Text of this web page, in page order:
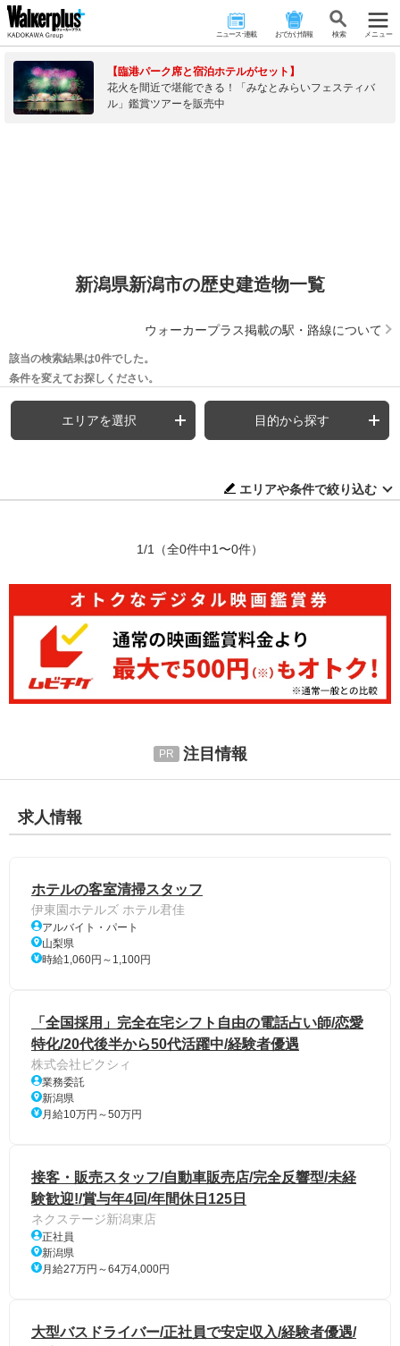
ニュース･連載 おでかけ情報 検 索 メニュー
【臨港パーク席と宿泊ホテルがセット】
花火を間近で堪能できる！「みなとみらいフェスティバ
ル」鑑賞ツアーを販売中
新潟県新潟市の歴史建造物一覧
ウォーカープラス掲載の駅・路線について
該当の検索結果は0件でした。
条件を変えてお探しください。
エリアを選択 目的から探す
エリアや条件で絞り込む
1/1 （全0件中1〜0件）
注目情報
求人情報
ホテルの客室清掃スタッフ
伊東園ホテルズ ホテル君佳
アルバイト・パート
山梨県
時給1,060円～1,100円
「全国採用」完全在宅シフト自由の電話占い師/恋愛
特化/20代後半から50代活躍中/経験者優遇
株式会社ピクシィ
業務委託
新潟県
月給10万円～50万円
接客・販売スタッフ/自動車販売店/完全反響型/未経
験歓迎!/賞与年4回/年間休日125日
ネクステージ新潟東店
正社員
新潟県
月給27万円～64万4,000円
大型バスドライバー/正社員で安定収入/経験者優遇/